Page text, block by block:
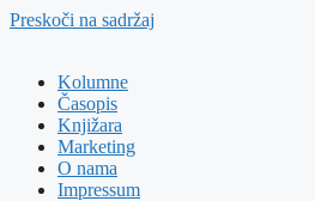
Preskoči na sadržaj
Kolumne
Časopis
Knjižara
Marketing
O nama
Impressum